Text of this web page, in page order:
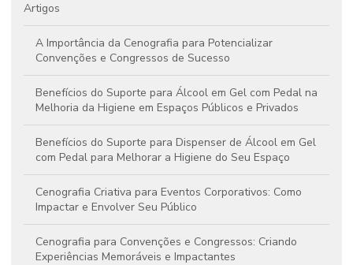
Artigos
A Importância da Cenografia para Potencializar
Convenções e Congressos de Sucesso
Benefícios do Suporte para Álcool em Gel com Pedal na
Melhoria da Higiene em Espaços Públicos e Privados
Benefícios do Suporte para Dispenser de Álcool em Gel
com Pedal para Melhorar a Higiene do Seu Espaço
Cenografia Criativa para Eventos Corporativos: Como
Impactar e Envolver Seu Público
Cenografia para Convenções e Congressos: Criando
Experiências Memoráveis e Impactantes